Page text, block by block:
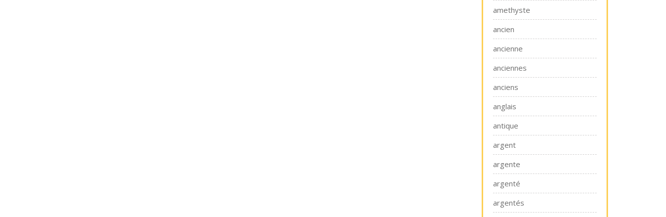
amethyste
ancien
ancienne
anciennes
anciens
anglais
antique
argent
argente
argenté
argentés